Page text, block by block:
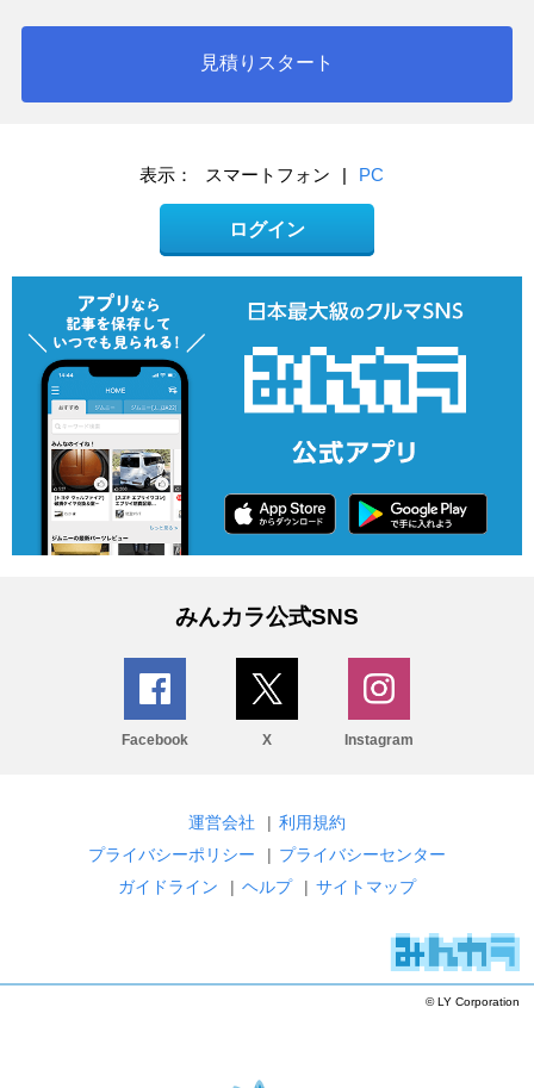
見積りスタート
表示： スマートフォン | PC
ログイン
みんカラ公式SNS
Facebook X Instagram
運営会社 | 利用規約
プライバシーポリシー
| プライバシーセンター
ガイドライン
| ヘルプ | サイトマップ
© LY Corporation